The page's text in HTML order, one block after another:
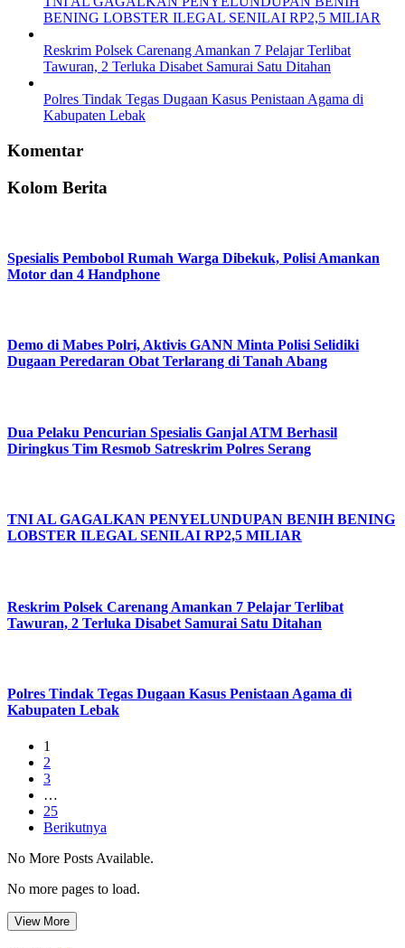
BENING LOBSTER ILEGAL SENILAI RP2,5 MILIAR
Reskrim Polsek Carenang Amankan 7 Pelajar Terlibat
Tawuran, 2 Terluka Disabet Samurai Satu Ditahan
Polres Tindak Tegas Dugaan Kasus Penistaan Agama di
Kabupaten Lebak
Komentar
Kolom Berita
Spesialis Pembobol Rumah Warga Dibekuk, Polisi Amankan
Motor dan 4 Handphone
Demo di Mabes Polri, Aktivis GANN Minta Polisi Selidiki
Dugaan Peredaran Obat Terlarang di Tanah Abang
Dua Pelaku Pencurian Spesialis Ganjal ATM Berhasil
Diringkus Tim Resmob Satreskrim Polres Serang
TNI AL GAGALKAN PENYELUNDUPAN BENIH BENING
LOBSTER ILEGAL SENILAI RP2,5 MILIAR
Reskrim Polsek Carenang Amankan 7 Pelajar Terlibat
Tawuran, 2 Terluka Disabet Samurai Satu Ditahan
Polres Tindak Tegas Dugaan Kasus Penistaan Agama di
Kabupaten Lebak
1
2
3
…
25
Berikutnya
No More Posts Available.
No more pages to load.
View More